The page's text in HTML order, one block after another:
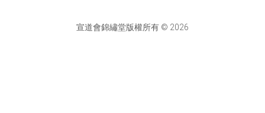
宣道會錦繡堂版權所有 © 2026